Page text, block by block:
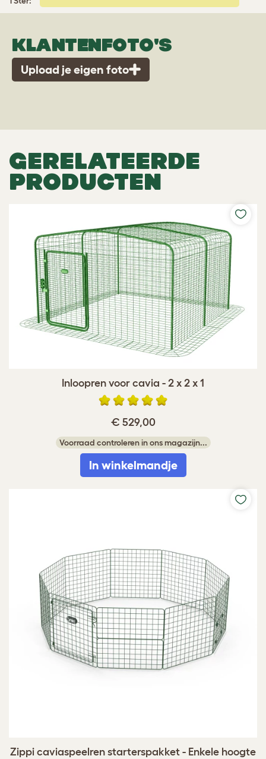
KLANTENFOTO'S
Upload je eigen foto
GERELATEERDE
PRODUCTEN
Inloopren voor cavia - 2 x 2 x 1
€ 529,00
Voorraad controleren in ons magazijn...
In winkelmandje
Zippi caviaspeelren starterspakket - Enkele hoogte